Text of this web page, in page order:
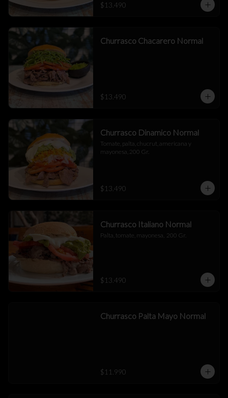
$13.490
Churrasco Chacarero Normal
$13.490
Churrasco Dinamico Normal
Tomate, palta, chucrut, americana y
mayonesa, 200 Gr.
$13.490
Churrasco Italiano Normal
Palta, tomate, mayonesa,  200 Gr.
$13.490
Churrasco Palta Mayo Normal
$11.990